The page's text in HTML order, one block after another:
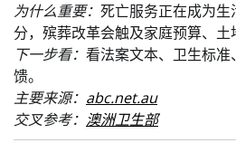
为什么重要： 死亡服务正在成为
分，殡葬改革会触及家庭预算、土
下一步看： 看法案文本、卫生标
馈。
主要来源： abc.net.au
交叉参考： 澳洲卫生部